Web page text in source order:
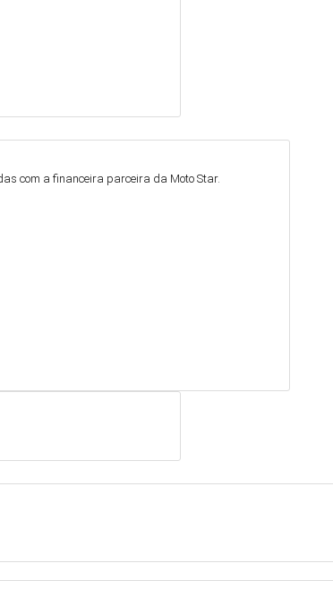
com a financeira parceira da Moto Star.